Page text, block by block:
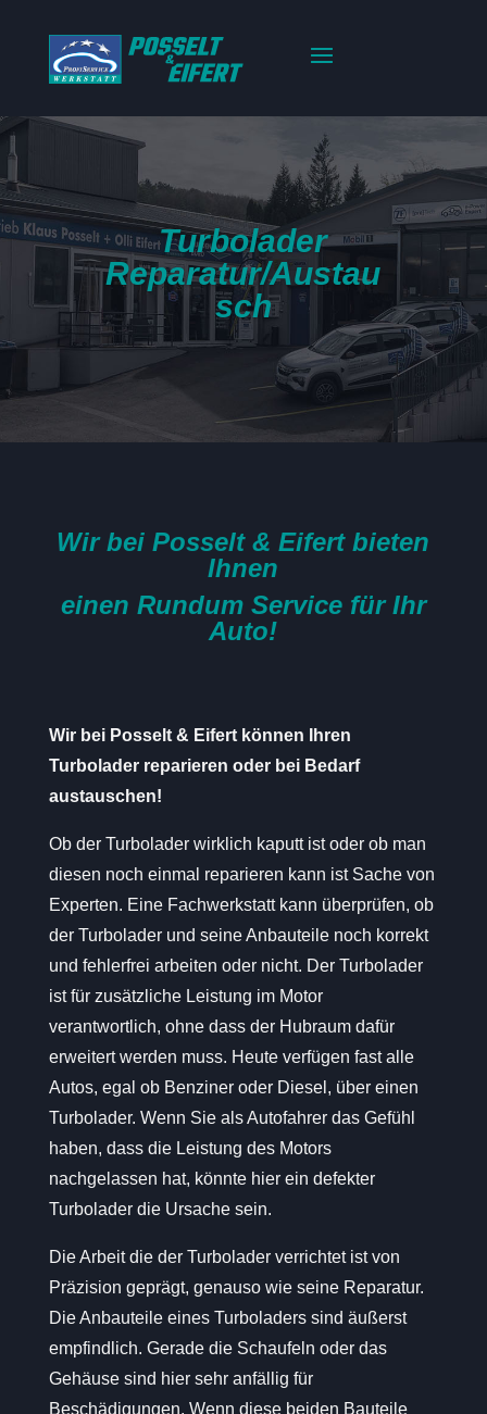
Turbolader
Reparatur/Austau
sch
Wir bei Posselt & Eifert bieten
Ihnen
einen Rundum Service für Ihr
Auto!
Wir bei Posselt & Eifert können Ihren
Turbolader reparieren oder bei Bedarf
austauschen!
Ob der Turbolader wirklich kaputt ist oder ob man
diesen noch einmal reparieren kann ist Sache von
Experten. Eine Fachwerkstatt kann überprüfen, ob
der Turbolader und seine Anbauteile noch korrekt
und fehlerfrei arbeiten oder nicht. Der Turbolader
ist für zusätzliche Leistung im Motor
verantwortlich, ohne dass der Hubraum dafür
erweitert werden muss. Heute verfügen fast alle
Autos, egal ob Benziner oder Diesel, über einen
Turbolader. Wenn Sie als Autofahrer das Gefühl
haben, dass die Leistung des Motors
nachgelassen hat, könnte hier ein defekter
Turbolader die Ursache sein.
Die Arbeit die der Turbolader verrichtet ist von
Präzision geprägt, genauso wie seine Reparatur.
Die Anbauteile eines Turboladers sind äußerst
empfindlich. Gerade die Schaufeln oder das
Gehäuse sind hier sehr anfällig für
Beschädigungen. Wenn diese beiden Bauteile